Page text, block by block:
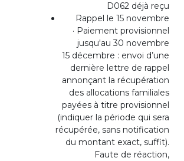
D062 déjà reçu
Rappel le 15 novembre
· Paiement provisionnel
jusqu'au 30 novembre
15 décembre : envoi d’une
dernière lettre de rappel
annonçant la récupération
des allocations familiales
payées à titre provisionnel
(indiquer la période qui sera
récupérée, sans notification
du montant exact, suffit).
Faute de réaction,